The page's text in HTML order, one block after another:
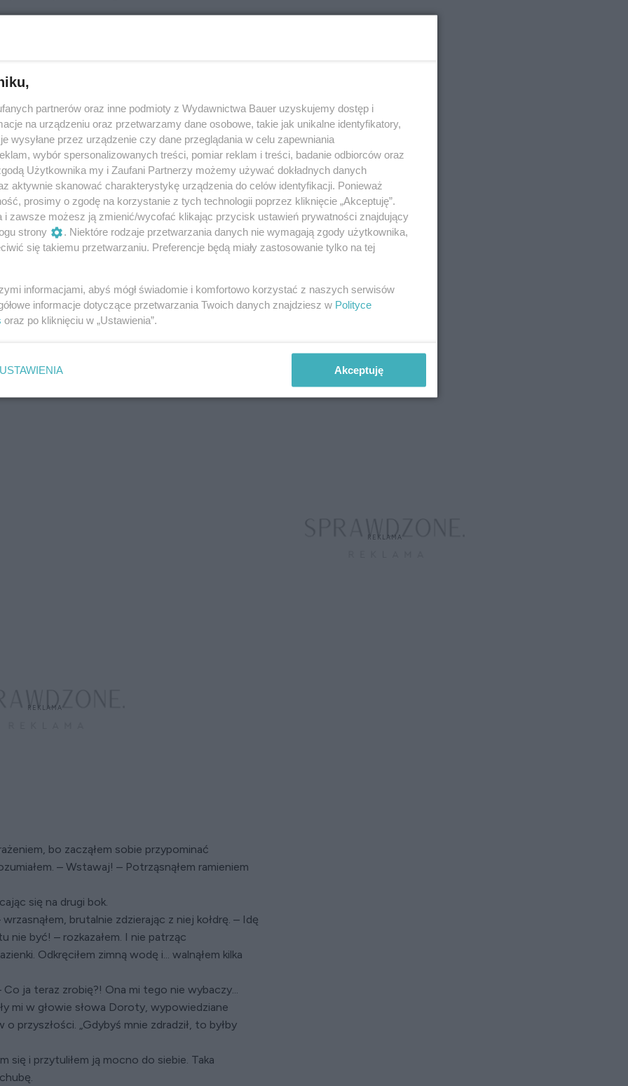
w pewnym momencie, gdy już nieźle szumiało
wyskakujące z tortu, a tu co? Nic. Tylko
się na krześle. – Dostaniesz swój prezent,
– dodał. – Bo potem już tylko Dorotka...
– darł się Rafał. – Wódki mu! – polecił, a sam
zadźwięczał dzwonek.
głowy.
obok siebie narzeczonej. – Dorotka... –
Otworzyłem oczy i... jęknąłem. Obok mnie
bo zacząłem sobie przypominać
– Wstawaj! – Potrząsnąłem ramieniem
się na drugi bok.
brutalnie zdzierając z niej kołdrę. – Idę
nie być! – rozkazałem. I nie patrząc
Odkręciłem zimną wodę i... walnąłem kilka
ja teraz zrobię?! Ona mi tego nie wybaczy...
mi w głowie słowa Doroty, wypowiedziane
przyszłości. „Gdybyś mnie zdradził, to byłby
się i przytuliłem ją mocno do siebie. Taka
partnerów oraz inne podmioty z Wydawnictwa Bauer uzyskujemy dostęp i
na urządzeniu oraz przetwarzamy dane osobowe, takie jak unikalne identyfikatory,
wysyłane przez urządzenie czy dane przeglądania w celu zapewniania
wybór spersonalizowanych treści, pomiar reklam i treści, badanie odbiorców oraz
Użytkownika my i Zaufani Partnerzy możemy używać dokładnych danych
aktywnie skanować charakterystykę urządzenia do celów identyfikacji. Ponieważ
prosimy o zgodę na korzystanie z tych technologii poprzez kliknięcie „Akceptuję”.
i zawsze możesz ją zmienić/wycofać klikając przycisk ustawień prywatności znajdujący
strony
. Niektóre rodzaje przetwarzania danych nie wymagają zgody użytkownika,
się takiemu przetwarzaniu. Preferencje będą miały zastosowanie tylko na tej
informacjami, abyś mógł świadomie i komfortowo korzystać z naszych serwisów
informacje dotyczące przetwarzania Twoich danych znajdziesz w Polityce
oraz po kliknięciu w „Ustawienia”.
USTAWIENIA Akceptuję